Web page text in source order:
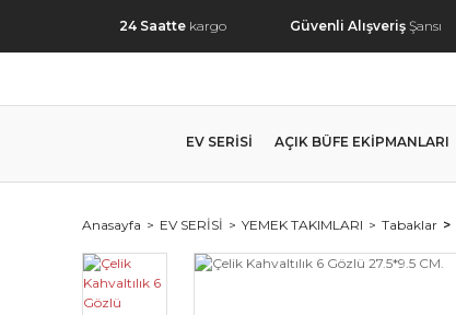
24 Saatte kargo Güvenli Alışveriş Şansı
EV SERİSİ AÇIK BÜFE EKİPMANLARI
Anasayfa EV SERİSİ YEMEK TAKIMLARI Tabaklar